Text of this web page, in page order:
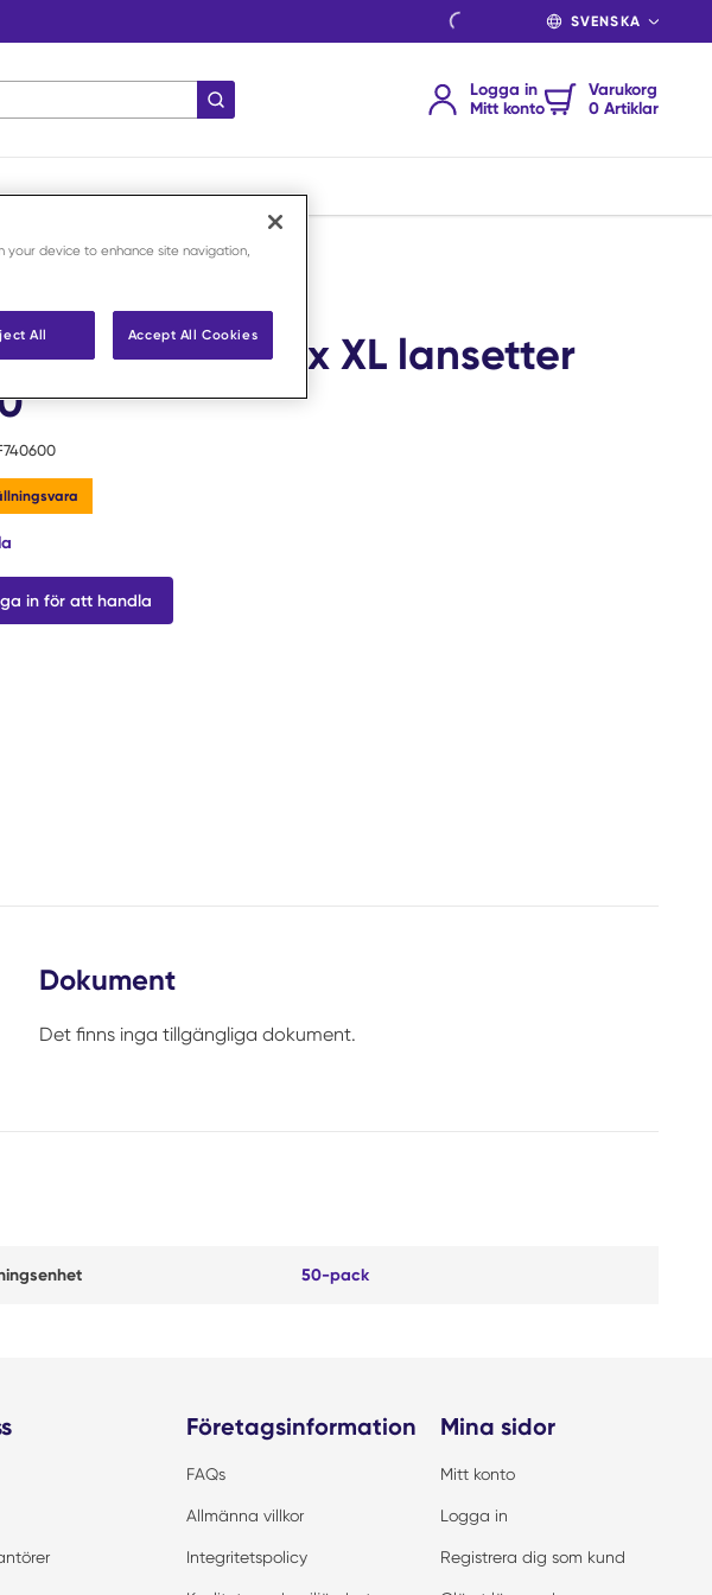
SPRÅK
Skicka sökning
Logga in
Mitt konto
Varukorg
0 Artiklar
Chek Softclix XL lansetter
in för att handla
Dokument
Det finns inga tillgängliga dokument.
50-pack
Företagsinformation
FAQs
Allmänna villkor
Integritetspolicy
Mina sidor
Mitt konto
Logga in
Registrera dig som kund
your device to enhance site navigation,
All Accept All Cookies